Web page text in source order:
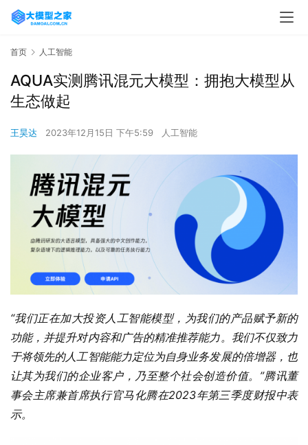
首页 人工智能
AQUA实测腾讯混元大模型：拥抱大模型从
生态做起
王昊达 2023年12月15日 下午5:59 人工智能
“我们正在加大投资人工智能模型，为我们的产品赋予新的
功能，并提升对内容和广告的精准推荐能力。我们不仅致力
于将领先的人工智能能力定位为自身业务发展的倍增器，也
让其为我们的企业客户，乃至整个社会创造价值。”腾讯董
事会主席兼首席执行官马化腾在2023年第三季度财报中表
示。